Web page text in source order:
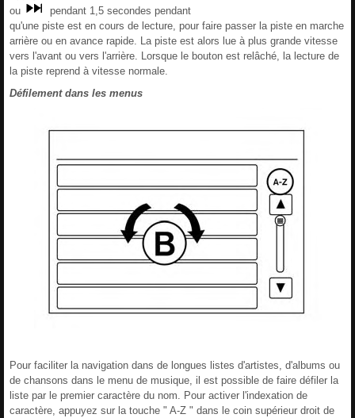
ou
pendant 1,5 secondes pendant
qu'une piste est en cours de lecture, pour faire passer la piste en marche
arrière ou en avance rapide. La piste est alors lue à plus grande vitesse
vers l'avant ou vers l'arrière. Lorsque le bouton est relâché, la lecture de
la piste reprend à vitesse normale.
Défilement dans les menus
Pour faciliter la navigation dans de longues listes d'artistes, d'albums ou
de chansons dans le menu de musique, il est possible de faire défiler la
liste par le premier caractère du nom. Pour activer l'indexation de
caractère, appuyez sur la touche " A-Z " dans le coin supérieur droit de